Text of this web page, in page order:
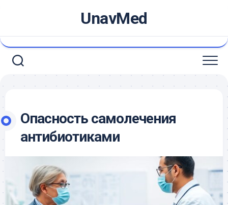
UnavMed
Опасность самолечения
антибиотиками